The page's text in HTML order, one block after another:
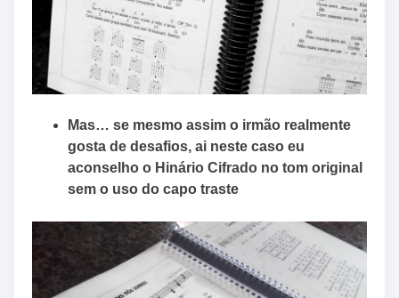
Mas… se mesmo assim o irmão realmente
gosta de desafios, ai neste caso eu
aconselho o Hinário Cifrado no tom original
sem o uso do capo traste